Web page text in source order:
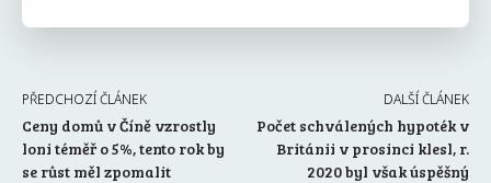
PŘEDCHOZÍ ČLÁNEK
Ceny domů v Číně vzrostly
loni téměř o 5%, tento rok by
se růst měl zpomalit
DALŠÍ ČLÁNEK
Počet schválených hypoték v
Británii v prosinci klesl, r.
2020 byl však úspěšný